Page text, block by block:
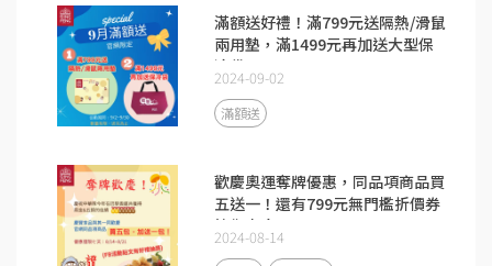
滿額送好禮！滿799元送隔熱/滑鼠
兩用墊，滿1499元再加送大型保
冷袋
2024-09-02
滿額送
歡慶奧運奪牌優惠，同品項商品買
五送一！還有799元無門檻折價券
等你來拿
2024-08-14